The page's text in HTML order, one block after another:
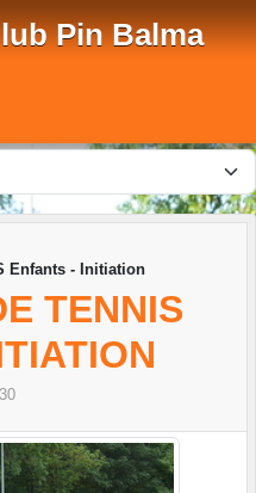
Pin Balma
Enfants - Initiation
TENNIS